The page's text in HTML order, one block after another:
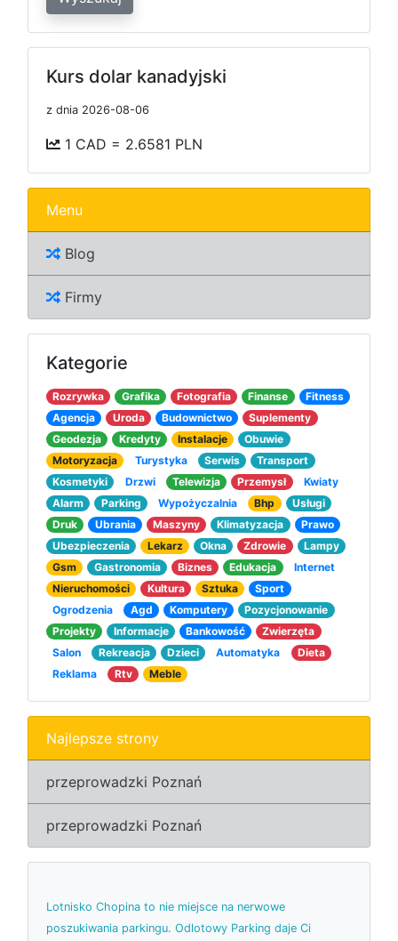
Kurs dolar kanadyjski
z dnia 2026-08-06
1 CAD = 2.6581 PLN
Menu
Blog
Firmy
Kategorie
Rozrywka Grafika Fotografia Finanse
Fitness
Agencja
Uroda Budownictwo
Suplementy
Geodezja
Kredyty Instalacje
Obuwie
Motoryzacja
Turystyka Serwis
Transport
Kosmetyki
Drzwi Telewizja Przemysł
Kwiaty
Alarm
Parking Wypożyczalnia Bhp
Usługi
Druk
Ubrania Maszyny Klimatyzacja
Prawo
Ubezpieczenia
Lekarz Okna Zdrowie
Lampy
Gsm
Gastronomia Biznes Edukacja
Internet
Nieruchomości
Kultura Sztuka
Sport
Ogrodzenia
Agd Komputery
Pozycjonowanie
Projekty
Informacje Bankowość
Zwierzęta
Salon
Rekreacja Dzieci Automatyka
Dieta
Reklama
Rtv Meble
Najlepsze strony
przeprowadzki Poznań
przeprowadzki Poznań
Lotnisko Chopina to nie miejsce na nerwowe
poszukiwania parkingu. Odlotowy Parking daje Ci